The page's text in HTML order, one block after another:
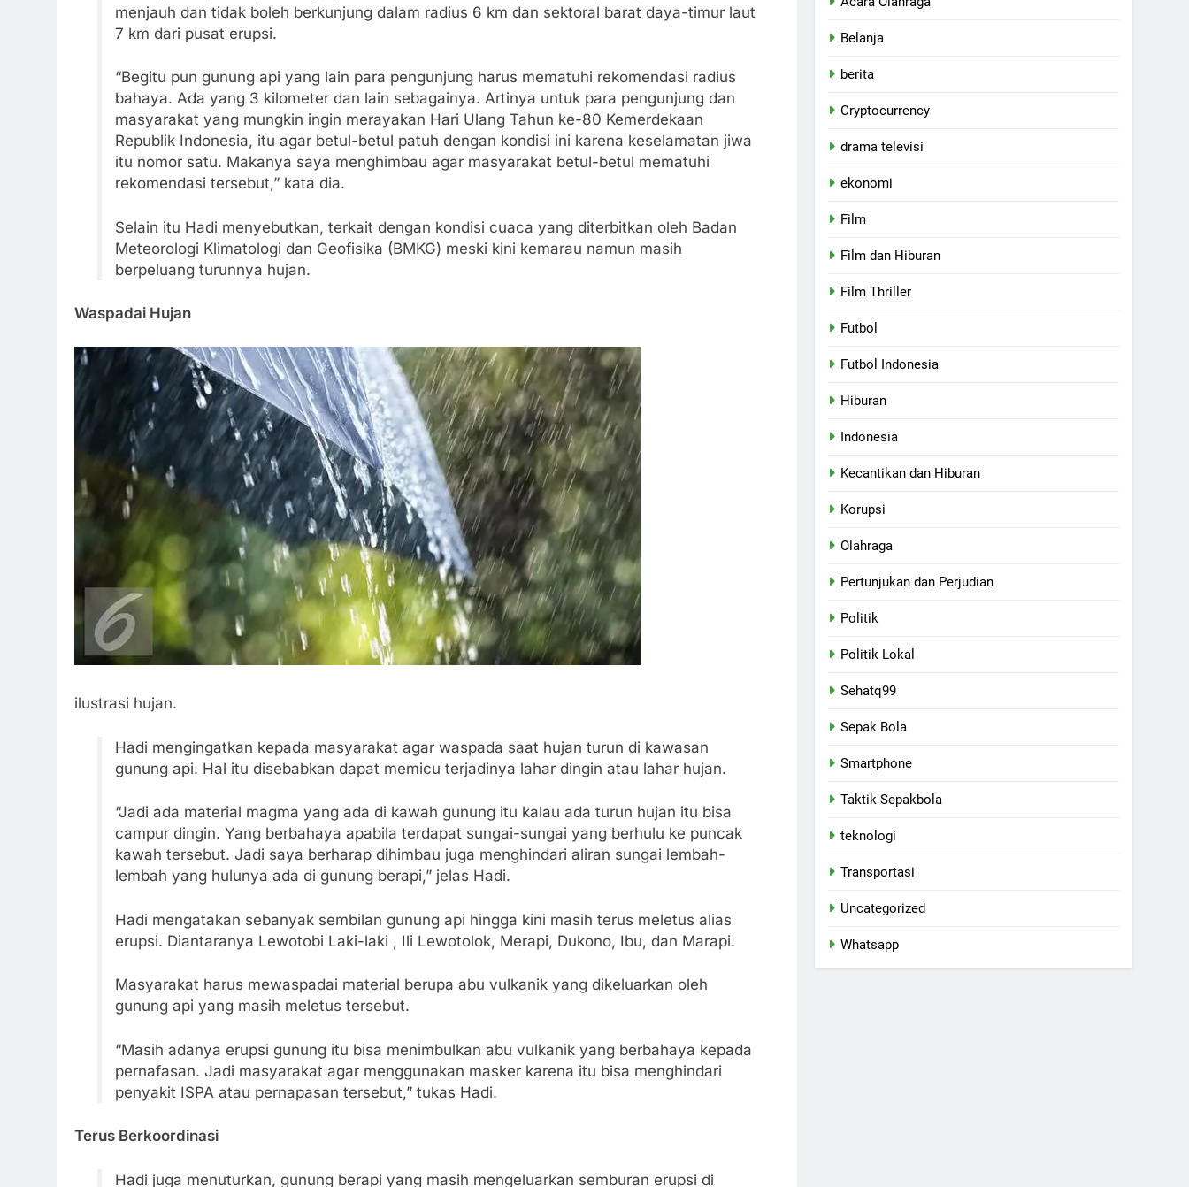
menjauh dan tidak boleh berkunjung dalam radius 6 km dan sektoral barat daya-timur laut
7 km dari pusat erupsi.
“Begitu pun gunung api yang lain para pengunjung harus mematuhi rekomendasi radius
bahaya. Ada yang 3 kilometer dan lain sebagainya. Artinya untuk para pengunjung dan
masyarakat yang mungkin ingin merayakan Hari Ulang Tahun ke-80 Kemerdekaan
Republik Indonesia, itu agar betul-betul patuh dengan kondisi ini karena keselamatan jiwa
itu nomor satu. Makanya saya menghimbau agar masyarakat betul-betul mematuhi
rekomendasi tersebut,” kata dia.
Selain itu Hadi menyebutkan, terkait dengan kondisi cuaca yang diterbitkan oleh Badan
Meteorologi Klimatologi dan Geofisika (BMKG) meski kini kemarau namun masih
berpeluang turunnya hujan.
Waspadai Hujan
ilustrasi hujan.
Hadi mengingatkan kepada masyarakat agar waspada saat hujan turun di kawasan
gunung api. Hal itu disebabkan dapat memicu terjadinya lahar dingin atau lahar hujan.
“Jadi ada material magma yang ada di kawah gunung itu kalau ada turun hujan itu bisa
campur dingin. Yang berbahaya apabila terdapat sungai-sungai yang berhulu ke puncak
kawah tersebut. Jadi saya berharap dihimbau juga menghindari aliran sungai lembah-
lembah yang hulunya ada di gunung berapi,” jelas Hadi.
Hadi mengatakan sebanyak sembilan gunung api hingga kini masih terus meletus alias
erupsi. Diantaranya Lewotobi Laki-laki , Ili Lewotolok, Merapi, Dukono, Ibu, dan Marapi.
Masyarakat harus mewaspadai material berupa abu vulkanik yang dikeluarkan oleh
gunung api yang masih meletus tersebut.
“Masih adanya erupsi gunung itu bisa menimbulkan abu vulkanik yang berbahaya kepada
pernafasan. Jadi masyarakat agar menggunakan masker karena itu bisa menghindari
penyakit ISPA atau pernapasan tersebut,” tukas Hadi.
Terus Berkoordinasi
Hadi juga menuturkan, gunung berapi yang masih mengeluarkan semburan erupsi di
Belanja
berita
Cryptocurrency
drama televisi
ekonomi
Film
Film dan Hiburan
Film Thriller
Futbol
Futbol Indonesia
Hiburan
Indonesia
Kecantikan dan Hiburan
Korupsi
Olahraga
Pertunjukan dan Perjudian
Politik
Politik Lokal
Sehatq99
Sepak Bola
Smartphone
Taktik Sepakbola
teknologi
Transportasi
Uncategorized
Whatsapp